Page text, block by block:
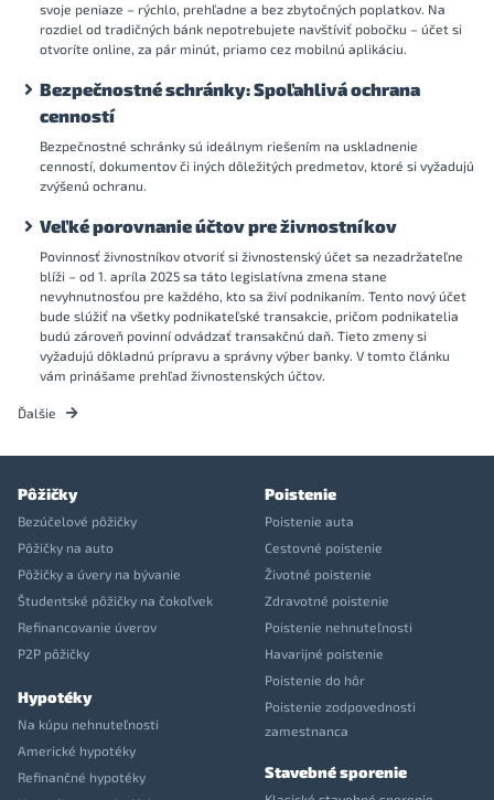
svoje peniaze – rýchlo, prehľadne a bez zbytočných poplatkov. Na
rozdiel od tradičných bánk nepotrebujete navštíviť pobočku – účet si
otvoríte online, za pár minút, priamo cez mobilnú aplikáciu.
Bezpečnostné schránky: Spoľahlivá ochrana
cenností
Bezpečnostné schránky sú ideálnym riešením na uskladnenie
cenností, dokumentov či iných dôležitých predmetov, ktoré si vyžadujú
zvýšenú ochranu.
Veľké porovnanie účtov pre živnostníkov
Povinnosť živnostníkov otvoriť si živnostenský účet sa nezadržateľne
blíži – od 1. apríla 2025 sa táto legislatívna zmena stane
nevyhnutnosťou pre každého, kto sa živí podnikaním. Tento nový účet
bude slúžiť na všetky podnikateľské transakcie, pričom podnikatelia
budú zároveň povinní odvádzať transakčnú daň. Tieto zmeny si
vyžadujú dôkladnú prípravu a správny výber banky. V tomto článku
vám prinášame prehľad živnostenských účtov.
Ďalšie
Pôžičky
Bezúčelové pôžičky
Pôžičky na auto
Pôžičky a úvery na bývanie
Študentské pôžičky na čokoľvek
Refinancovanie úverov
P2P pôžičky
Hypotéky
Na kúpu nehnuteľnosti
Americké hypotéky
Refinančné hypotéky
Poistenie
Poistenie auta
Cestovné poistenie
Životné poistenie
Zdravotné poistenie
Poistenie nehnuteľnosti
Havarijné poistenie
Poistenie do hôr
Poistenie zodpovednosti
zamestnanca
Stavebné sporenie